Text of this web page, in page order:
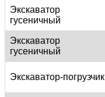
Экскаватор
гусеничный
Экскаватор
гусеничный
Экскаватор-погрузчик